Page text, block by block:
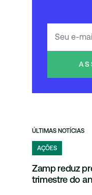
ÚLTIMAS NOTÍCIAS
AÇÕES
Zamp reduz
trimestre do